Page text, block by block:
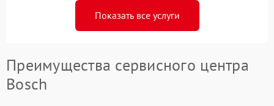
Показать все услуги
Преимущества сервисного центра
Bosch